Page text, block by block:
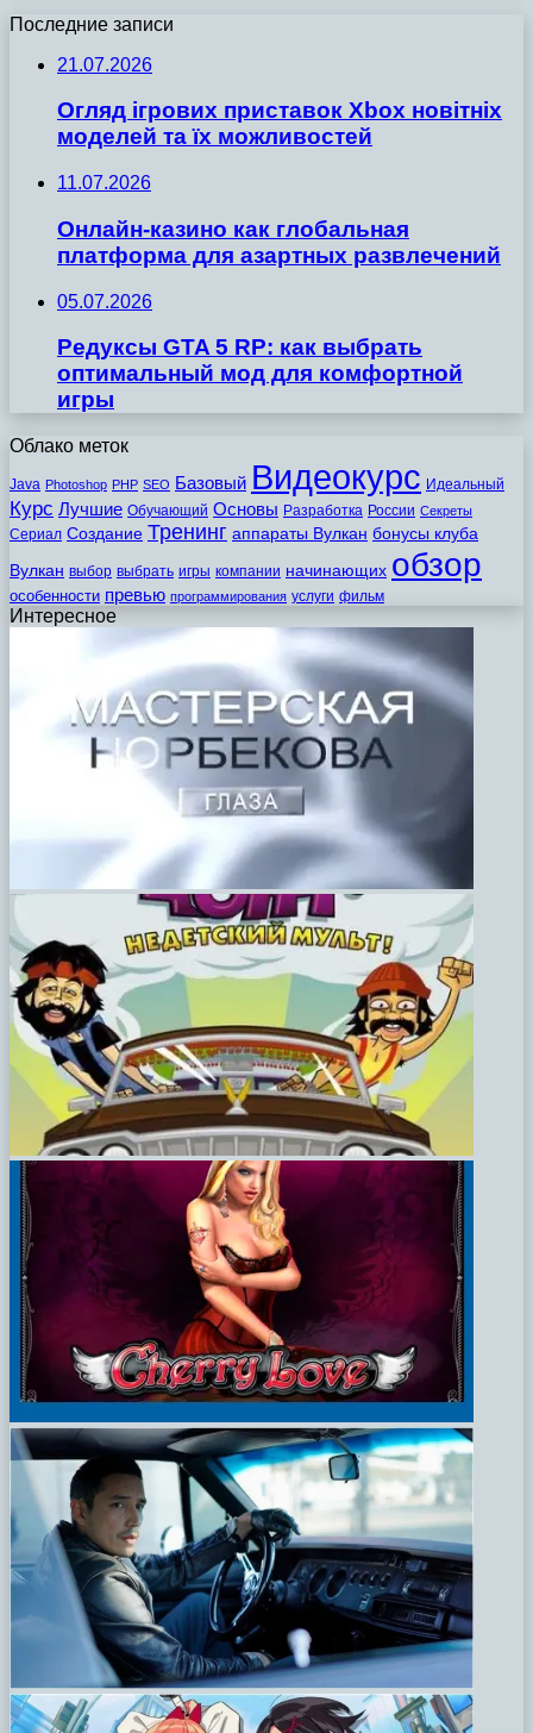
Последние записи
21.07.2026
Огляд ігрових приставок Xbox новітніх
моделей та їх можливостей
11.07.2026
Онлайн-казино как глобальная
платформа для азартных развлечений
05.07.2026
Редуксы GTA 5 RP: как выбрать
оптимальный мод для комфортной
игры
Облако меток
Java Photoshop PHP SEO Базовый Видеокурс Идеальный
Курс Лучшие Обучающий Основы Разработка России Секреты
Сериал Создание Тренинг аппараты Вулкан бонусы клуба
Вулкан выбор выбрать игры компании начинающих обзор
особенности превью программирования услуги фильм
Интересное